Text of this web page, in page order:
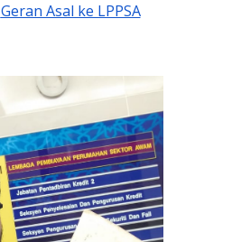
Geran Asal ke LPPSA